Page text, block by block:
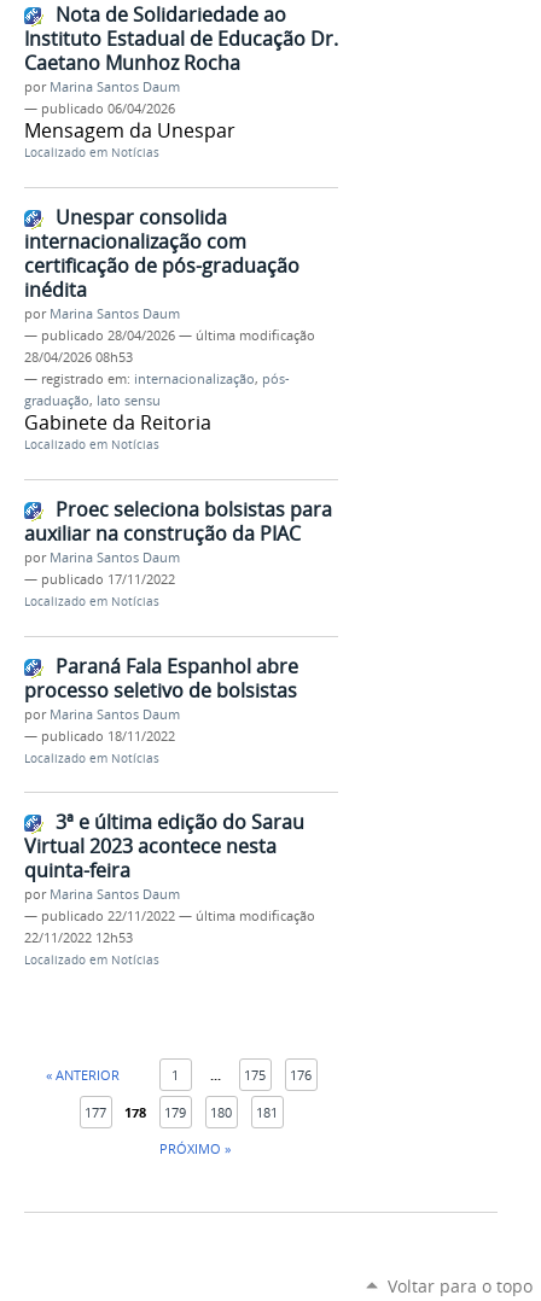
Nota de Solidariedade ao
Instituto Estadual de Educação Dr.
Caetano Munhoz Rocha
por Marina Santos Daum
— publicado 06/04/2026
Mensagem da Unespar
Localizado em Notícias
Unespar consolida
internacionalização com
certificação de pós-graduação
inédita
por Marina Santos Daum
— publicado 28/04/2026 — última modificação
28/04/2026 08h53
— registrado em: internacionalização, pós-
graduação, lato sensu
Gabinete da Reitoria
Localizado em Notícias
Proec seleciona bolsistas para
auxiliar na construção da PIAC
por Marina Santos Daum
— publicado 17/11/2022
Localizado em Notícias
Paraná Fala Espanhol abre
processo seletivo de bolsistas
por Marina Santos Daum
— publicado 18/11/2022
Localizado em Notícias
3ª e última edição do Sarau
Virtual 2023 acontece nesta
quinta-feira
por Marina Santos Daum
— publicado 22/11/2022 — última modificação
22/11/2022 12h53
Localizado em Notícias
« ANTERIOR 1 ... 175 176
177 178 179 180
181
PRÓXIMO »
Voltar para o topo